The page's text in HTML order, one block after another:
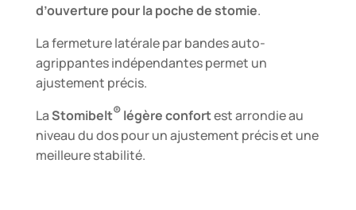
d’ouverture pour la poche de stomie.
La fermeture latérale par bandes auto-
agrippantes indépendantes permet un
ajustement précis.
La Stomibelt®légère confortest arrondie au
niveau du dos pour un ajustement précis et une
meilleure stabilité.